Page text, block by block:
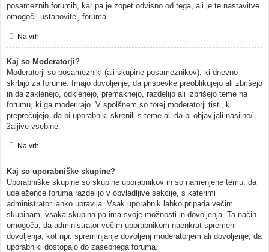
posameznih forumih, kar pa je zopet odvisno od tega, ali je te nastavitve
omogočil ustanovitelj foruma.
Na vrh
Kaj so Moderatorji?
Moderatorji so posamezniki (ali skupine posameznikov), ki dnevno
skrbijo za forume. Imajo dovoljenje, da prispevke preoblikujejo ali zbrišejo
in da zaklenejo, odklenejo, premaknejo, razdelijo ali izbrišejo teme na
forumu, ki ga moderirajo. V spolšnem so torej moderatorji tisti, ki
preprečujejo, da bi uporabniki skrenili s teme ali da bi objavljali nasilne/
žaljive vsebine.
Na vrh
Kaj so uporabniške skupine?
Uporabniške skupine so skupine uporabnikov in so namenjene temu, da
udeležence foruma razdelijo v obvladljive sekcije, s katerimi
administrator lahko upravlja. Vsak uporabnik lahko pripada večim
skupinam, vsaka skupina pa ima svoje možnosti in dovoljenja. Ta način
omogoča, da administrator večim uporabnikom naenkrat spremeni
dovoljenja, kot npr. spreminjanje dovoljenj moderatorjem ali dovoljenje, da
uporabniki dostopajo do zasebnega foruma.